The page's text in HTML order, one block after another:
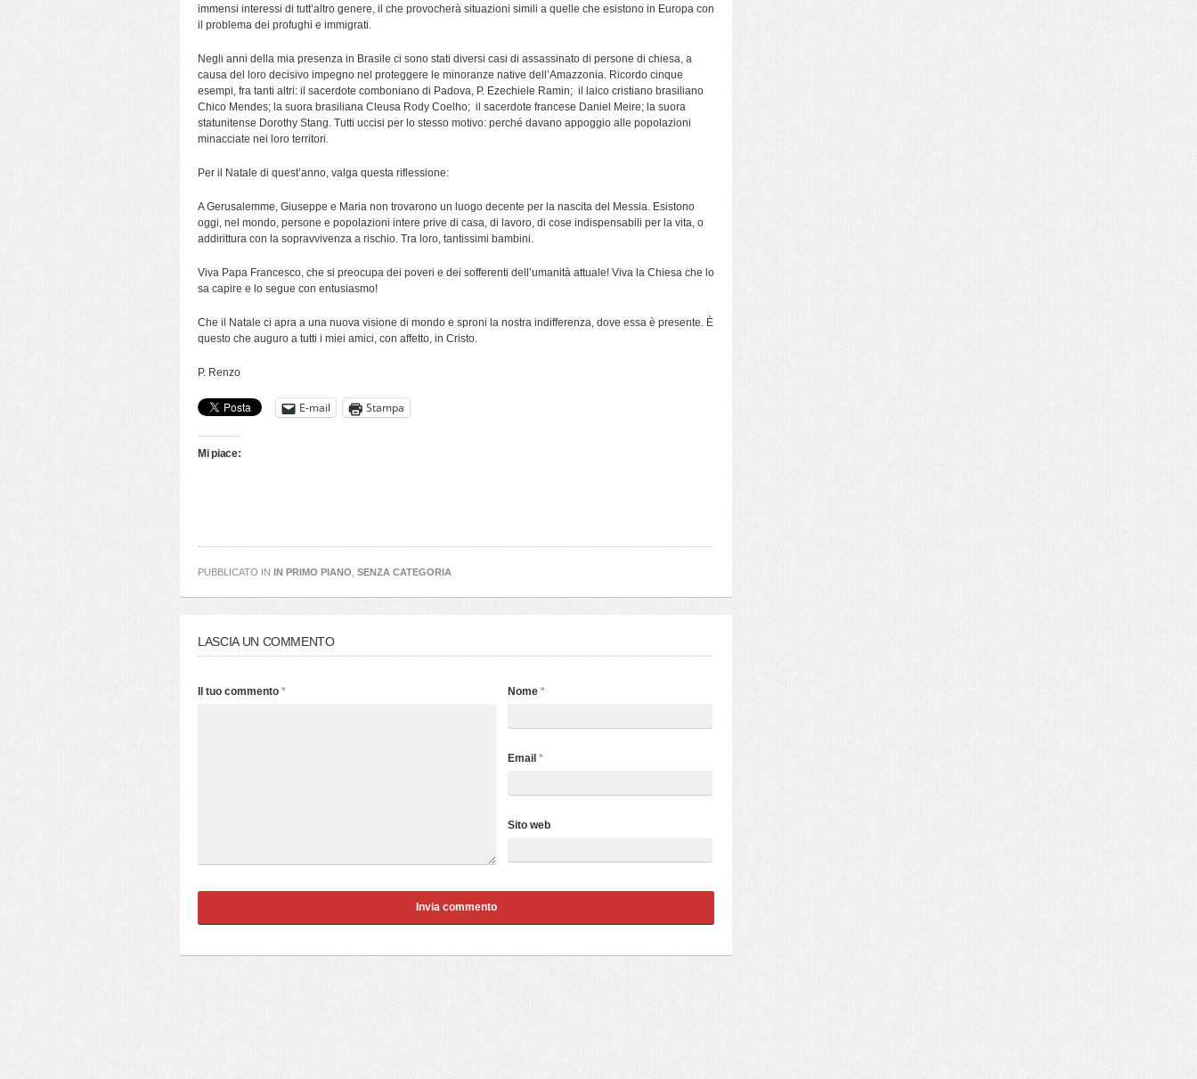
immensi interessi di tutt’altro genere, il che provocherà situazioni simili a quelle che esistono in Europa con
il problema dei profughi e immigrati.
Negli anni della mia presenza in Brasile ci sono stati diversi casi di assassinato di persone di chiesa, a
causa del loro decisivo impegno nel proteggere le minoranze native dell’Amazzonia. Ricordo cinque
esempi, fra tanti altri: il sacerdote comboniano di Padova, P. Ezechiele Ramin; il laico cristiano brasiliano
Chico Mendes; la suora brasiliana Cleusa Rody Coelho; il sacerdote francese Daniel Meire; la suora
statunitense Dorothy Stang. Tutti uccisi per lo stesso motivo: perché davano appoggio alle popolazioni
minacciate nei loro territori.
Per il Natale di quest’anno, valga questa riflessione:
A Gerusalemme, Giuseppe e Maria non trovarono un luogo decente per la nascita del Messia. Esistono
oggi, nel mondo, persone e popolazioni intere prive di casa, di lavoro, di cose indispensabili per la vita, o
addirittura con la sopravvivenza a rischio. Tra loro, tantissimi bambini.
Viva Papa Francesco, che si preocupa dei poveri e dei sofferenti dell’umanità attuale! Viva la Chiesa che lo
sa capire e lo segue con entusiasmo!
Che il Natale ci apra a una nuova visione di mondo e sproni la nostra indifferenza, dove essa è presente. È
questo che auguro a tutti i miei amici, con affetto, in Cristo.
P. Renzo
E-mail Stampa
Mi piace:
PUBBLICATO IN IN PRIMO PIANO SENZA CATEGORIA
LASCIA UN COMMENTO
Nome*
Email*
Sito web
Il tuo commento *